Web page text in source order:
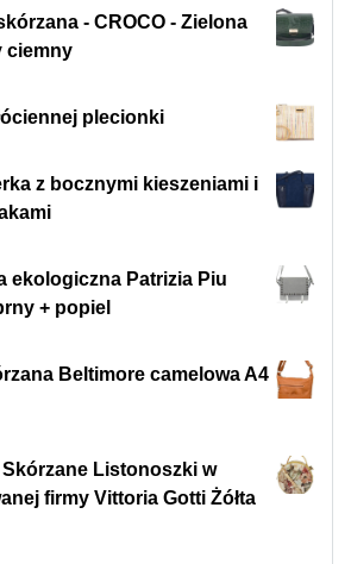
- CROCO - Zielona
ciemny
plecionki
z bocznymi kieszeniami i
ekologiczna Patrizia Piu
+ popiel
Beltimore camelowa A4
Skórzane Listonoszki w
firmy Vittoria Gotti Żółta